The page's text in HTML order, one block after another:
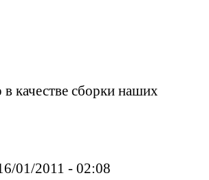
качестве сборки наших
01/2011 - 02:08